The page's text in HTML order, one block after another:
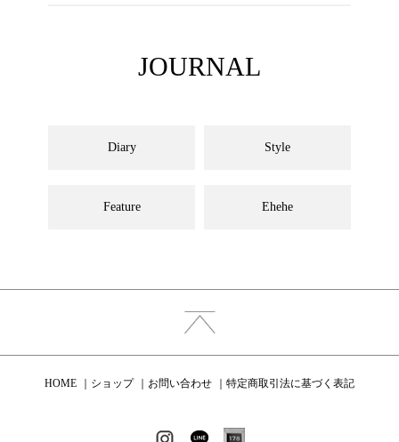
JOURNAL
Diary Style
Feature Ehehe
HOME ショップ お問い合わせ 特定商取引法に基づく表記